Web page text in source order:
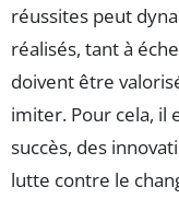
réussites peut
réalisés, tant à
doivent être
imiter. Pour cela, il
succès, des
lutte contre le